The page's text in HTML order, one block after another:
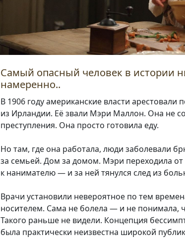
Самый опасный человек в истории
намеренно..
В 1906 году американские власти арестовали
из Ирландии. Её звали Мэри Маллон. Она не
преступления. Она просто готовила еду.
Но там, где она работала, люди заболевали
за семьей. Дом за домом. Мэри переходила
к нанимателю — и за ней тянулся след из
Врачи установили невероятное по тем
носителем. Сама не болела — и не понимала,
Такого раньше не видели. Концепция
была практически неизвестна широкой